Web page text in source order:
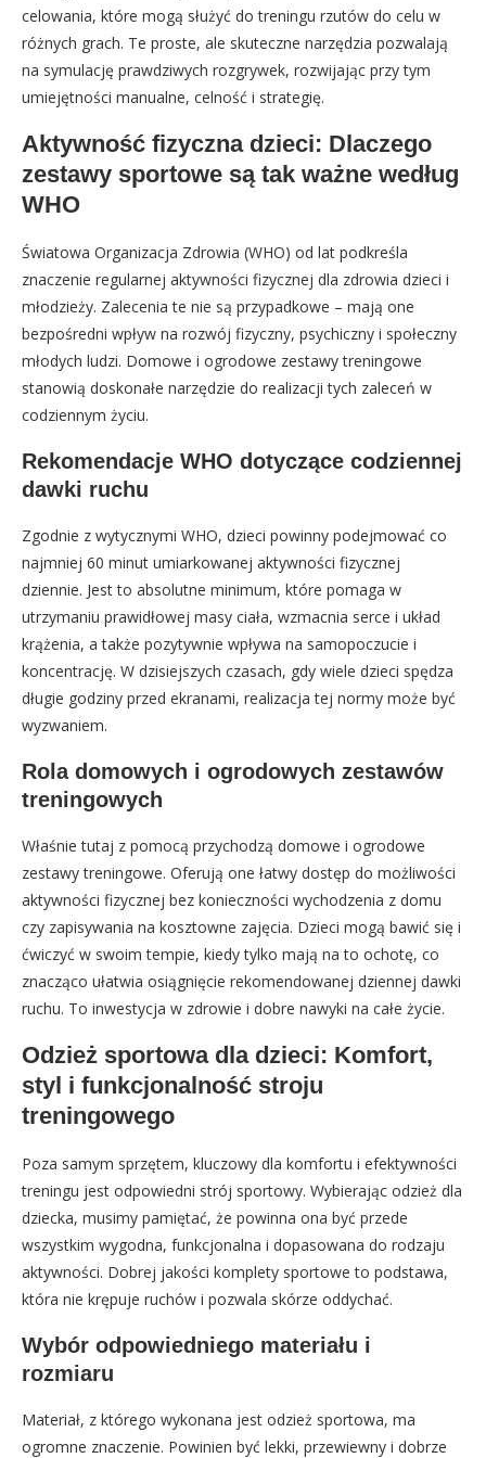
celowania, które mogą służyć do treningu rzutów do celu w
różnych grach. Te proste, ale skuteczne narzędzia pozwalają
na symulację prawdziwych rozgrywek, rozwijając przy tym
umiejętności manualne, celność i strategię.
Aktywność fizyczna dzieci: Dlaczego
zestawy sportowe są tak ważne według
WHO
Światowa Organizacja Zdrowia (WHO) od lat podkreśla
znaczenie regularnej aktywności fizycznej dla zdrowia dzieci i
młodzieży. Zalecenia te nie są przypadkowe – mają one
bezpośredni wpływ na rozwój fizyczny, psychiczny i społeczny
młodych ludzi. Domowe i ogrodowe zestawy treningowe
stanowią doskonałe narzędzie do realizacji tych zaleceń w
codziennym życiu.
Rekomendacje WHO dotyczące codziennej
dawki ruchu
Zgodnie z wytycznymi WHO, dzieci powinny podejmować co
najmniej 60 minut umiarkowanej aktywności fizycznej
dziennie. Jest to absolutne minimum, które pomaga w
utrzymaniu prawidłowej masy ciała, wzmacnia serce i układ
krążenia, a także pozytywnie wpływa na samopoczucie i
koncentrację. W dzisiejszych czasach, gdy wiele dzieci spędza
długie godziny przed ekranami, realizacja tej normy może być
wyzwaniem.
Rola domowych i ogrodowych zestawów
treningowych
Właśnie tutaj z pomocą przychodzą domowe i ogrodowe
zestawy treningowe. Oferują one łatwy dostęp do możliwości
aktywności fizycznej bez konieczności wychodzenia z domu
czy zapisywania na kosztowne zajęcia. Dzieci mogą bawić się i
ćwiczyć w swoim tempie, kiedy tylko mają na to ochotę, co
znacząco ułatwia osiągnięcie rekomendowanej dziennej dawki
ruchu. To inwestycja w zdrowie i dobre nawyki na całe życie.
Odzież sportowa dla dzieci: Komfort,
styl i funkcjonalność stroju
treningowego
Poza samym sprzętem, kluczowy dla komfortu i efektywności
treningu jest odpowiedni strój sportowy. Wybierając odzież dla
dziecka, musimy pamiętać, że powinna ona być przede
wszystkim wygodna, funkcjonalna i dopasowana do rodzaju
aktywności. Dobrej jakości komplety sportowe to podstawa,
która nie krępuje ruchów i pozwala skórze oddychać.
Wybór odpowiedniego materiału i
rozmiaru
Materiał, z którego wykonana jest odzież sportowa, ma
ogromne znaczenie. Powinien być lekki, przewiewny i dobrze